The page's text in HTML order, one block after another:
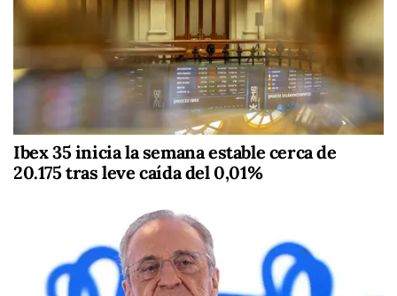
Ibex 35 inicia la semana estable cerca de
20.175 tras leve caída del 0,01%